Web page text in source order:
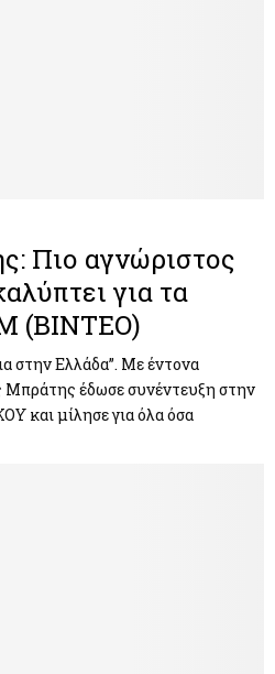
Πιο αγνώριστος
για τα
(ΒΙΝΤΕΟ)
στην Ελλάδα”. Με έντονα
Μπράτης έδωσε συνέντευξη στην
και μίλησε για όλα όσα